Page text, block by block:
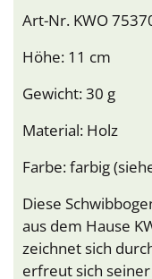
Art-Nr. KWO
Höhe: 11 cm
Gewicht: 30 g
Material: Holz
Farbe: farbig
Diese
aus dem Hause
zeichnet sich
erfreut sich